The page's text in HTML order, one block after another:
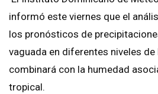
informó este viernes que el
los pronósticos de
vaguada en diferentes niveles
combinará con la humedad
tropical.